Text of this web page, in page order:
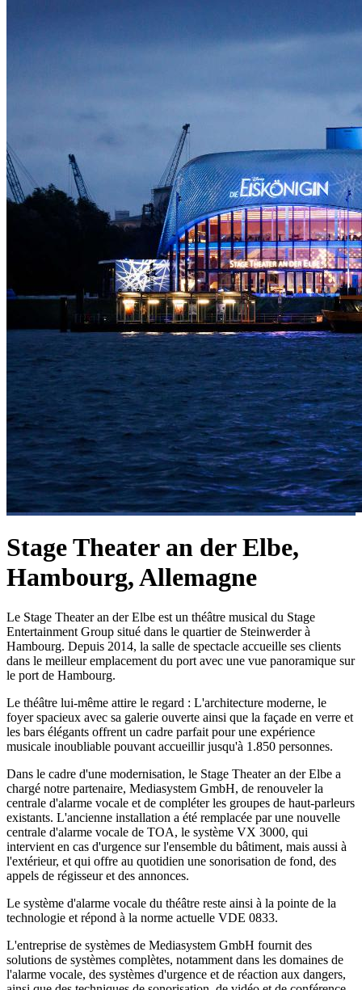
Stage Theater an der Elbe,
Hambourg, Allemagne
Le Stage Theater an der Elbe est un théâtre musical du Stage
Entertainment Group situé dans le quartier de Steinwerder à
Hambourg. Depuis 2014, la salle de spectacle accueille ses clients
dans le meilleur emplacement du port avec une vue panoramique sur
le port de Hambourg.
Le théâtre lui-même attire le regard : L'architecture moderne, le
foyer spacieux avec sa galerie ouverte ainsi que la façade en verre et
les bars élégants offrent un cadre parfait pour une expérience
musicale inoubliable pouvant accueillir jusqu'à 1.850 personnes.
Dans le cadre d'une modernisation, le Stage Theater an der Elbe a
chargé notre partenaire, Mediasystem GmbH, de renouveler la
centrale d'alarme vocale et de compléter les groupes de haut-parleurs
existants. L'ancienne installation a été remplacée par une nouvelle
centrale d'alarme vocale de TOA, le système VX 3000, qui
intervient en cas d'urgence sur l'ensemble du bâtiment, mais aussi à
l'extérieur, et qui offre au quotidien une sonorisation de fond, des
appels de régisseur et des annonces.
Le système d'alarme vocale du théâtre reste ainsi à la pointe de la
technologie et répond à la norme actuelle VDE 0833.
L'entreprise de systèmes de Mediasystem GmbH fournit des
solutions de systèmes complètes, notamment dans les domaines de
l'alarme vocale, des systèmes d'urgence et de réaction aux dangers,